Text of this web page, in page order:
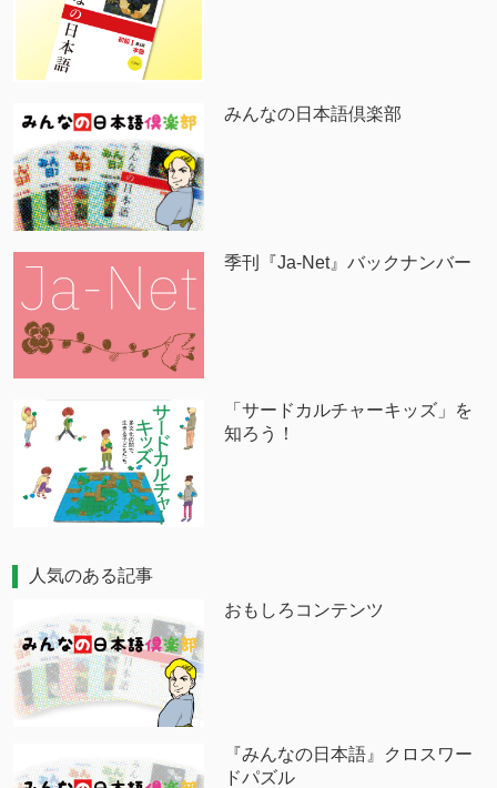
みんなの日本語倶楽部
季刊『Ja-Net』バックナンバー
「サードカルチャーキッズ」を
知ろう！
人気のある記事
おもしろコンテンツ
『みんなの日本語』クロスワー
ドパズル